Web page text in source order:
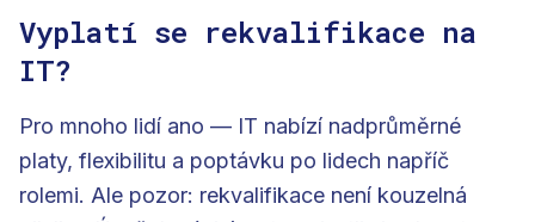
Vyplatí se rekvalifikace na
IT?
Pro mnoho lidí ano — IT nabízí nadprůměrné
platy, flexibilitu a poptávku po lidech napříč
rolemi. Ale pozor: rekvalifikace není kouzelná